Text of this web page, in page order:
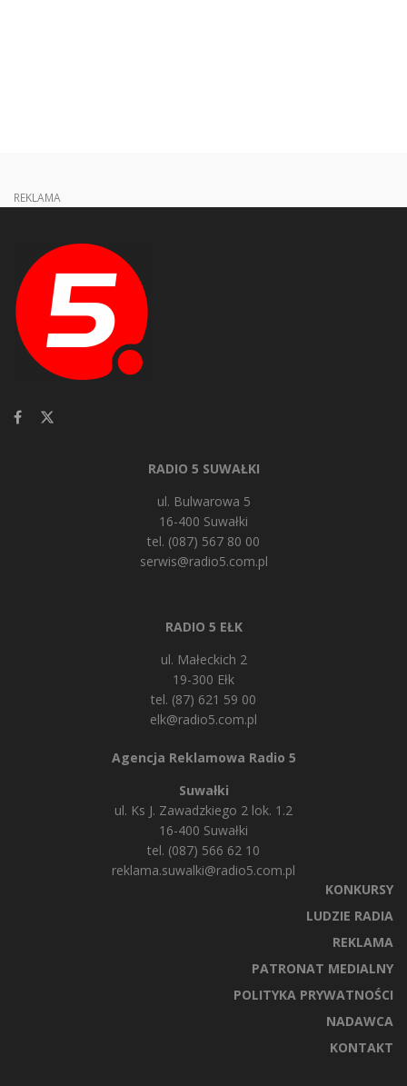
REKLAMA
RADIO 5 SUWAŁKI
ul. Bulwarowa 5
16-400 Suwałki
tel. (087) 567 80 00
serwis@radio5.com.pl
RADIO 5 EŁK
ul. Małeckich 2
19-300 Ełk
tel. (87) 621 59 00
elk@radio5.com.pl
Agencja Reklamowa Radio 5
Suwałki
ul. Ks J. Zawadzkiego 2 lok. 1.2
16-400 Suwałki
tel. (087) 566 62 10
reklama.suwalki@radio5.com.pl
KONKURSY
LUDZIE RADIA
REKLAMA
PATRONAT MEDIALNY
POLITYKA PRYWATNOŚCI
NADAWCA
KONTAKT